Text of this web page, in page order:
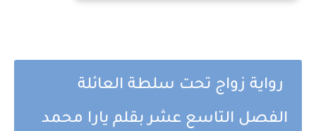
رواية زواج تحت سلطة العائلة
الفصل التاسع عشر بقلم يارا محمد